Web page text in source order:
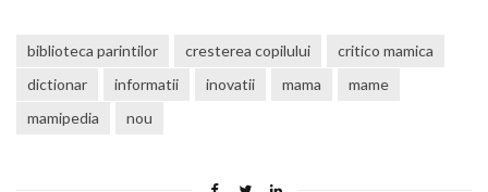
biblioteca parintilor cresterea copilului
critico mamica
dictionar
informatii inovatii mama
mame
mamipedia
nou